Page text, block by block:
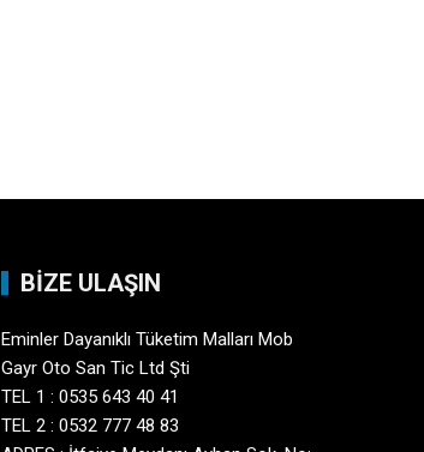
BİZE ULAŞIN
Eminler Dayanıklı Tüketim Malları Mob
Gayr Oto San Tic Ltd Şti
TEL 1 : 0535 643 40 41
TEL 2 : 0532 777 48 83